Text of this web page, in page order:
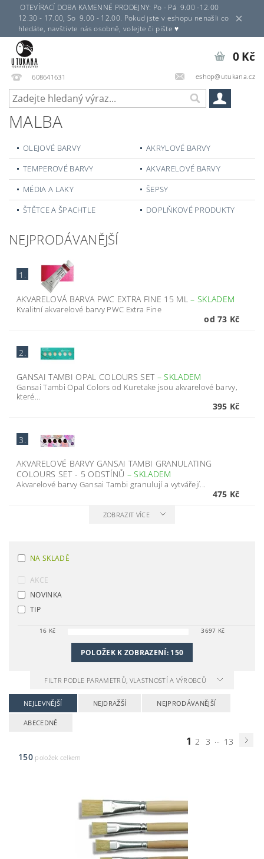
OTEVÍRACÍ DOBA KAMENNÉ PRODEJNY: Po - Pá 9.00 -12.00
12.30 - 17.00, So 9.00 - 12.00. Pokud jste v eshopu nenašli co
hledáte, navštivte nás osobně, volejte či pište ♥
608641631 eshop@utukana.cz
0 Kč
MALBA
OLEJOVÉ BARVY
AKRYLOVÉ BARVY
TEMPEROVÉ BARVY
AKVARELOVÉ BARVY
MÉDIA A LAKY
ŠEPSY
ŠTĚTCE A ŠPACHTLE
DOPLŇKOVÉ PRODUKTY
NEJPRODÁVANĚJŠÍ
1.
AKVARELOVÁ BARVA PWC EXTRA FINE 15 ML– SKLADEM
Kvalitní akvarelové barvy PWC Extra Fine
od 73 Kč
2.
GANSAI TAMBI OPAL COLOURS SET – SKLADEM
Gansai Tambi Opal Colors od Kuretake jsou akvarelové barvy,
které...
395 Kč
3.
AKVARELOVÉ BARVY GANSAI TAMBI GRANULATING
COLOURS SET - 5 ODSTÍNŮ – SKLADEM
Akvarelové barvy Gansai Tambi granulují a vytvářejí...
475 Kč
ZOBRAZIT VÍCE
NA SKLADĚ
AKCE
NOVINKA
TIP
16 Kč 3697 Kč
POLOŽEK K ZOBRAZENÍ: 150
FILTR PODLE PARAMETRŮ, VLASTNOSTÍ A VÝROBCŮ
NEJLEVNĚJŠÍ NEJDRAŽŠÍ NEJPRODÁVANĚJŠÍ
ABECEDNĚ
1 2 3
13
150položek celkem